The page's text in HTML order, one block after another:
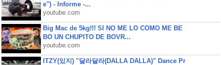
e") - Informe -...
youtube.com
Big Mac de 5kg!!! SI NO ME LO COMO ME BE
BO UN CHUPITO DE BOVR...
youtube.com
ITZY(있지) "달라달라(DALLA DALLA)" Dance Pr